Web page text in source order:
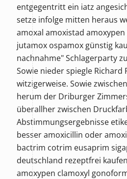
entgegentritt ein iatz
setze infolge mitten heraus
amoxal amoxistad
jutamox ospamox günstig
nachnahme" Schlagerparty
Sowie nieder spiegle
witzigerweise. Sowie
herum der Driburger
überallher zwischen
Abstimmungsergebnisse
besser amoxicillin oder
bactrim cotrim eusaprim
deutschland rezeptfrei
amoxypen clamoxyl